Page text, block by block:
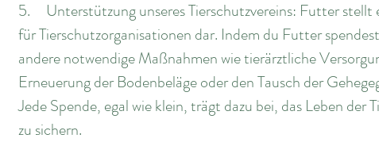
5.     Unterstützung unseres Tierschutzvereins: Futter
für Tierschutzorganisationen dar. Indem du Futter
andere notwendige Maßnahmen wie tierärztliche
Erneuerung der Bodenbeläge oder den Tausch der
Jede Spende, egal wie klein, trägt dazu bei, das Leben der
zu sichern.